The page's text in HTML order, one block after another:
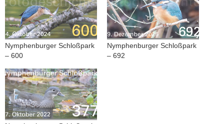
Nymphenburger Schloßpark
– 600
Nymphenburger Schloßpark
– 692